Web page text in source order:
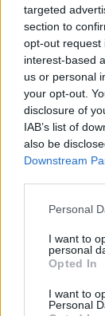
targeted
section to
opt-out request
interest-based
us or personal
your opt-out.
disclosure of
IAB’s list of
also be
Downstream
Personal
I want to
personal
Opted In
I want to
Personal
Covilhã:
valorização
Beira Interior
FUNCEX para
Esposende
Cinco projetos